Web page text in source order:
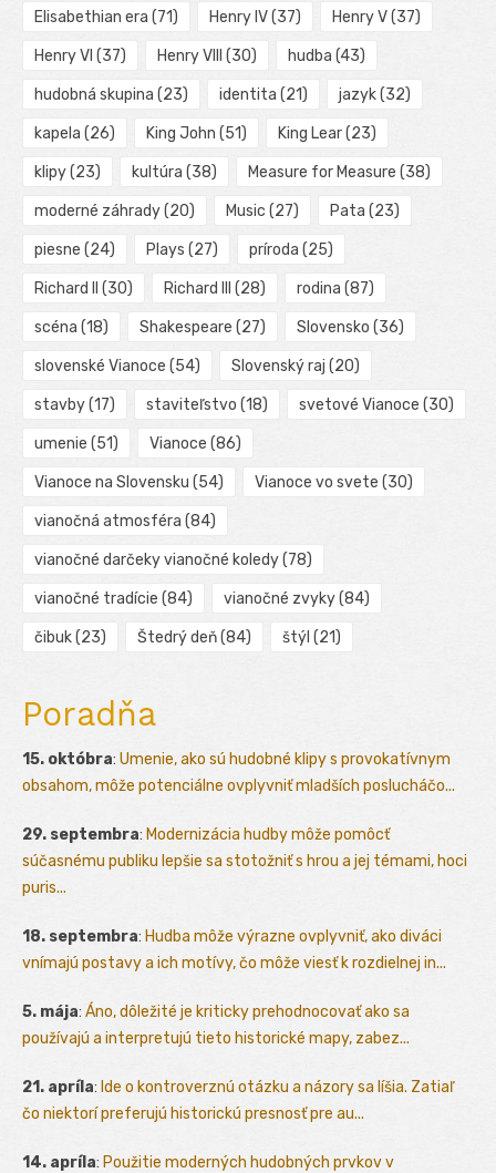
Elisabethian era (71) Henry IV(37) Henry V(37)
Henry VI (37) Henry VIII (30) hudba (43)
hudobná skupina (23) identita (21) jazyk(32)
kapela (26) King John (51) King Lear(23)
klipy(23) kultúra (38) Measure for Measure (38)
moderné záhrady(20) Music (27) Pata (23)
piesne (24) Plays (27) príroda (25)
Richard II (30) Richard III (28) rodina (87)
scéna (18) Shakespeare (27) Slovensko (36)
slovenské Vianoce (54) Slovenský raj (20)
stavby(17) staviteľstvo (18) svetové Vianoce (30)
umenie (51) Vianoce (86)
Vianoce na Slovensku (54) Vianoce vo svete (30)
vianočná atmosféra (84)
vianočné darčeky vianočné koledy(78)
vianočné tradície (84) vianočné zvyky(84)
čibuk(23) Štedrý deň(84) štýl (21)
Poradňa
15. októbra: Umenie, ako sú hudobné klipy s provokatívnym
obsahom, môže potenciálne ovplyvniť mladších poslucháčo...
29. septembra: Modernizácia hudby môže pomôcť
súčasnému publiku lepšie sa stotožniť s hrou a jej témami, hoci
puris...
18. septembra: Hudba môže výrazne ovplyvniť, ako diváci
vnímajú postavy a ich motívy, čo môže viesť k rozdielnej in...
5. mája: Áno, dôležité je kriticky prehodnocovať ako sa
používajú a interpretujú tieto historické mapy, zabez...
21. apríla: Ide o kontroverznú otázku a názory sa líšia. Zatiaľ
čo niektorí preferujú historickú presnosť pre au...
14. apríla: Použitie moderných hudobných prvkov v